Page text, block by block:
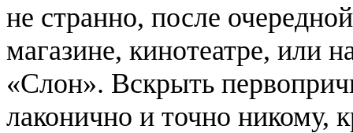
не странно, после
магазине, кинотеатре, или
«Слон». Вскрыть
лаконично и точно никому,